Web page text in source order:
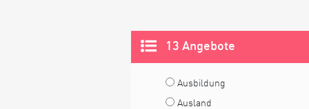
13 Angebote
Ausbildung
Ausland